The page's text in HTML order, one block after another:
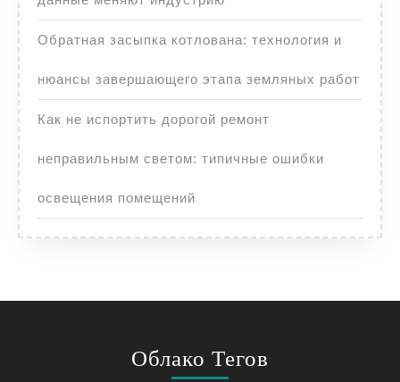
Обратная засыпка котлована: технология и
нюансы завершающего этапа земляных работ
Как не испортить дорогой ремонт
неправильным светом: типичные ошибки
освещения помещений
Облако Тегов